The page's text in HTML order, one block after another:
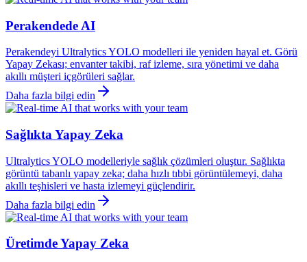
Perakendede AI
Perakendeyi Ultralytics YOLO modelleri ile yeniden hayal et. Görü
Yapay Zekası; envanter takibi, raf izleme, sıra yönetimi ve daha
akıllı müşteri içgörüleri sağlar.
Daha fazla bilgi edin
Sağlıkta Yapay Zeka
Ultralytics YOLO modelleriyle sağlık çözümleri oluştur. Sağlıkta
görüntü tabanlı yapay zeka; daha hızlı tıbbi görüntülemeyi, daha
akıllı teşhisleri ve hasta izlemeyi güçlendirir.
Daha fazla bilgi edin
Üretimde Yapay Zeka